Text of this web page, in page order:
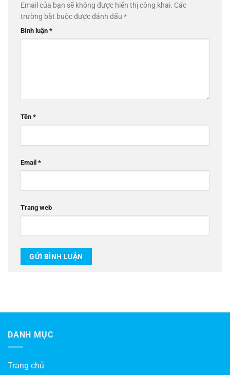
Email của bạn sẽ không được hiển thị công khai. Các
trường bắt buộc được đánh dấu *
Bình luận *
Tên *
Email *
Trang web
DANH MỤC
Trang chủ